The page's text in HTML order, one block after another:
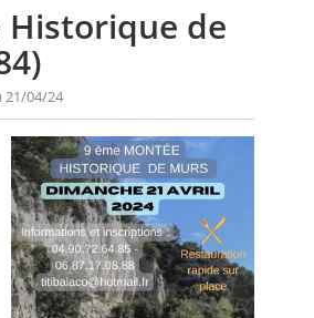
Historique de
21/04/24